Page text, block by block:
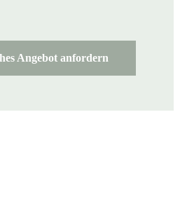
Angebot anfordern